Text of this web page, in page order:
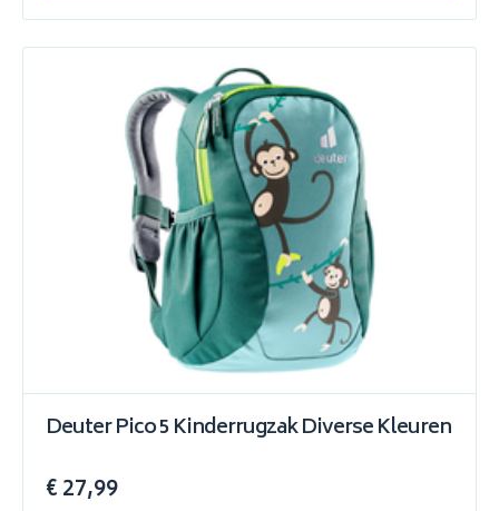
Deuter Pico 5 Kinderrugzak Diverse Kleuren
€ 27,99